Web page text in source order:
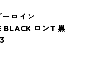
ロイン
BLACK ロンT 黒